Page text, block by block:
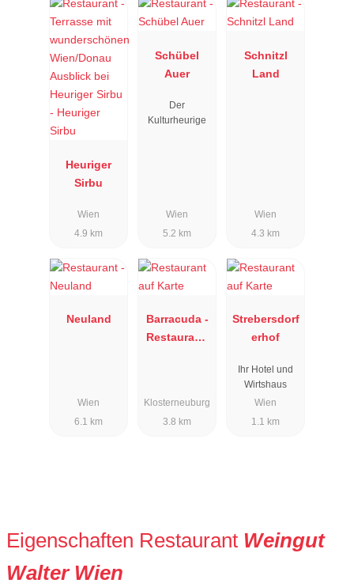
Heuriger
Sirbu
Wien
4.9 km
Schübel
Auer
Der
Kulturheurige
Wien
5.2 km
Schnitzl
Land
Wien
4.3 km
Neuland
Wien
6.1 km
Barracuda -
Restaurant/
Klosterneuburg
3.8 km
Strebersdorf
erhof
Ihr Hotel und
Wirtshaus
Wien
1.1 km
Eigenschaften Restaurant Weingut
Walter Wien